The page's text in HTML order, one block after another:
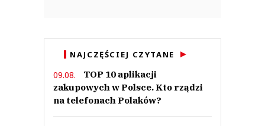
NAJCZĘŚCIEJ CZYTANE
09.08.
TOP 10 aplikacji
zakupowych w Polsce. Kto rządzi
na telefonach Polaków?